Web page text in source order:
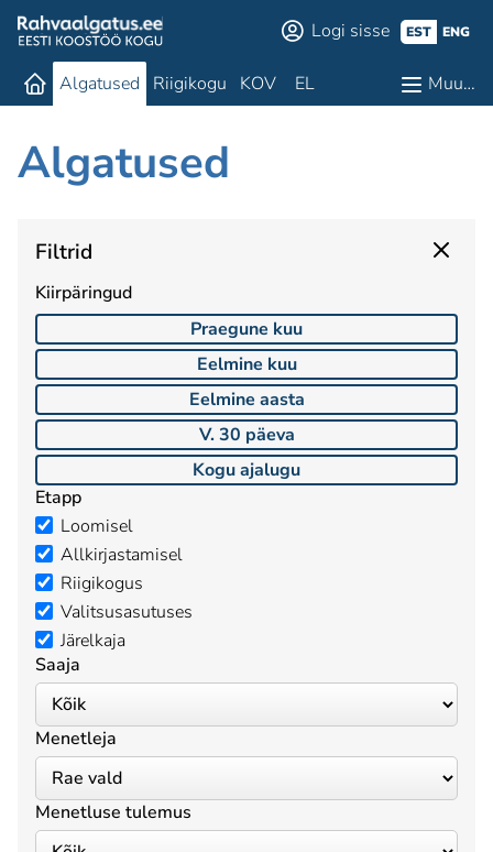
Logi sisse EST ENG
Algatused Riigikogu KOV EL Muu…
Algatused
Filtrid
Kiirpäringud
Praegune kuu
Eelmine kuu
Eelmine aasta
V. 30 päeva
Kogu ajalugu
Etapp
Loomisel
Allkirjastamisel
Riigikogus
Valitsusasutuses
Järelkaja
Saaja
Menetleja
Menetluse tulemus